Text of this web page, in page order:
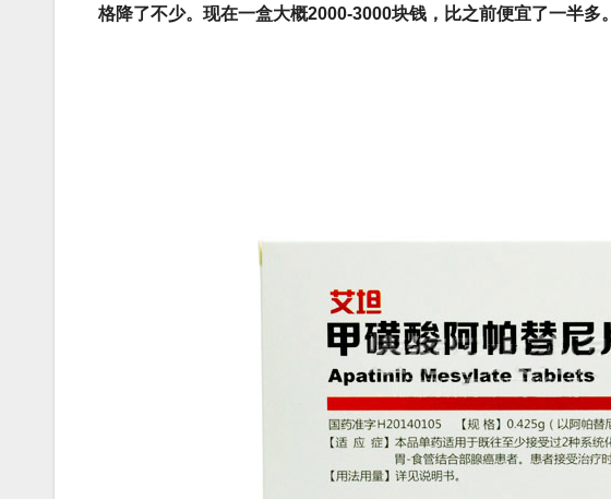
格降了不少。现在一盒大概2000-3000块钱，比之前便宜了一半多。